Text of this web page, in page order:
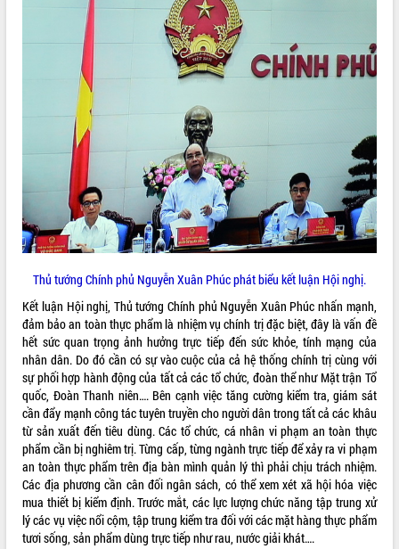
Thường trực HĐND tỉnh Đắk Lắk gặp
mặt Đoàn chuyên gia y tế TP. Hồ Chí
Minh
Lễ truy điệu và an táng hài cốt liệt sĩ
tại Nghĩa trang Liệt sĩ xã Sơn Hòa
Bàn giải pháp tháo gỡ khó khăn trong
xuất khẩu sầu riêng và triển khai quy
Thứ trưởng Bộ Nông nghiệp và Môi
trường Nguyễn Hoàng Hiệp khảo sát
vùng trồng và doanh nghiệp đóng gói
sầu riêng tại Đắk Lắk
Trình diễn nghệ thuật chế biến các
Đắk Lắk công bố Quy hoạch và xúc
tiến đầu tư tỉnh
Ngành cá ngừ Đắk Lắk chủ động thích
ứng để giữ vững thị trường xuất khẩu
Diễn đàn Kinh tế tư nhân Việt Nam đột
phá cơ chế - Hợp tác công tư
Đề án 06 tạo bước ngoặt đột phá trong
cải cách hành chính tỉnh Đắk Lắk
Kết nối tour, đẩy mạnh chuyển đổi số
để phát triển du lịch Đắk Lắk
Khởi động Dự án Đầu tư xây dựng hạ
tầng kỹ thuật Cụm công nghiệp Tân
Tiến
Gặp mặt các cơ quan báo chí nhân Kỷ
THỐNG KÊ TRUY CẬP
22194
66067517
Thủ tướng Chính phủ Nguyễn Xuân Phúc phát biểu kết luận Hội nghị.
Kết luận Hội nghị, Thủ tướng Chính phủ Nguyễn Xuân Phúc nhấn mạnh,
đảm bảo an toàn thực phẩm là nhiệm vụ chính trị đặc biệt, đây là vấn đề
hết sức quan trọng ảnh hưởng trực tiếp đến sức khỏe, tính mạng của
nhân dân. Do đó cần có sự vào cuộc của cả hệ thống chính trị cùng với
sự phối hợp hành động của tất cả các tổ chức, đoàn thể như Mặt trận Tổ
quốc, Đoàn Thanh niên…. Bên cạnh việc tăng cường kiểm tra, giám sát
cần đẩy mạnh công tác tuyên truyền cho người dân trong tất cả các khâu
từ sản xuất đến tiêu dùng. Các tổ chức, cá nhân vi phạm an toàn thực
phẩm cần bị nghiêm trị. Từng cấp, từng ngành trực tiếp để xảy ra vi phạm
an toàn thực phẩm trên địa bàn mình quản lý thì phải chịu trách nhiệm.
Các địa phương cần cân đối ngân sách, có thể xem xét xã hội hóa việc
mua thiết bị kiểm định. Trước mắt, các lực lượng chức năng tập trung xử
lý các vụ việc nổi cộm, tập trung kiểm tra đối với các mặt hàng thực phẩm
tươi sống, sản phẩm dùng trực tiếp như rau, nước giải khát….